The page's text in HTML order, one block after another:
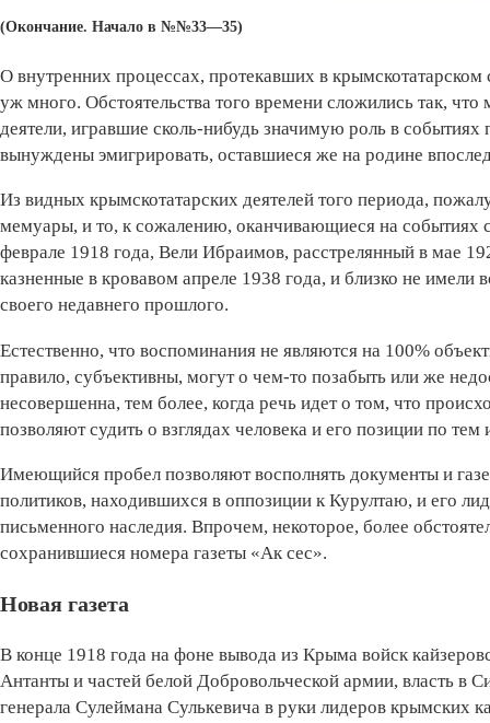
(Окончание. Начало в №№33—35)
О внутренних процессах, протекавших в
уж много. Обстоятельства того времени сложились так,
деятели, игравшие сколь-нибудь значимую роль в
вынуждены эмигрировать, оставшиеся же на родине
Из видных крымскотатарских деятелей того периода,
мемуары, и то, к сожалению, оканчивающиеся на
феврале 1918 года, Вели Ибраимов, расстрелянный в мае
казненные в кровавом апреле 1938 года, и близко не
своего недавнего прошлого.
Естественно, что воспоминания не являются на 100%
правило, субъективны, могут о чем-то позабыть или же
несовершенна, тем более, когда речь идет о том, что
позволяют судить о взглядах человека и его позиции по
Имеющийся пробел позволяют восполнять документы и
политиков, находившихся в оппозиции к Курултаю, и его
письменного наследия. Впрочем, некоторое, более
сохранившиеся номера газеты «Ак сес».
Новая газета
В конце 1918 года на фоне вывода из Крыма войск
Антанты и частей белой Добровольческой армии, власть в
генерала Сулеймана Сулькевича в руки лидеров